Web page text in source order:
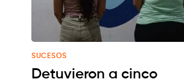
SUCESOS
Detuvieron a cinco